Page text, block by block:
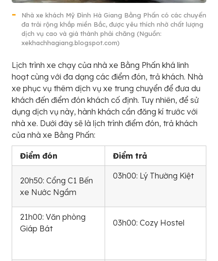
Nhà xe khách Mỹ Đình Hà Giang Bằng Phấn có các chuyến
đa trải rộng khắp miền Bắc, được yêu thích nhờ chất lượng
dịch vụ cao và giá thành phải chăng (Nguồn:
xekhachhagiang.blogspot.com)
Lịch trình xe chạy của nhà xe Bằng Phấn khá linh
hoạt cùng với đa dạng các điểm đón, trả khách. Nhà
xe phục vụ thêm dịch vụ xe trung chuyển để đưa du
khách đến điểm đón khách cố định. Tuy nhiên, để sử
dụng dịch vụ này, hành khách cần đăng kí trước với
nhà xe. Dưới đây sẽ là lịch trình điểm đón, trả khách
của nhà xe Bằng Phấn:
Điểm đón Điểm trả
20h50: Cổng C1 Bến
xe Nước Ngầm
03h00: Lý Thường Kiệt
21h00: Văn phòng
Giáp Bát
03h00: Cozy Hostel